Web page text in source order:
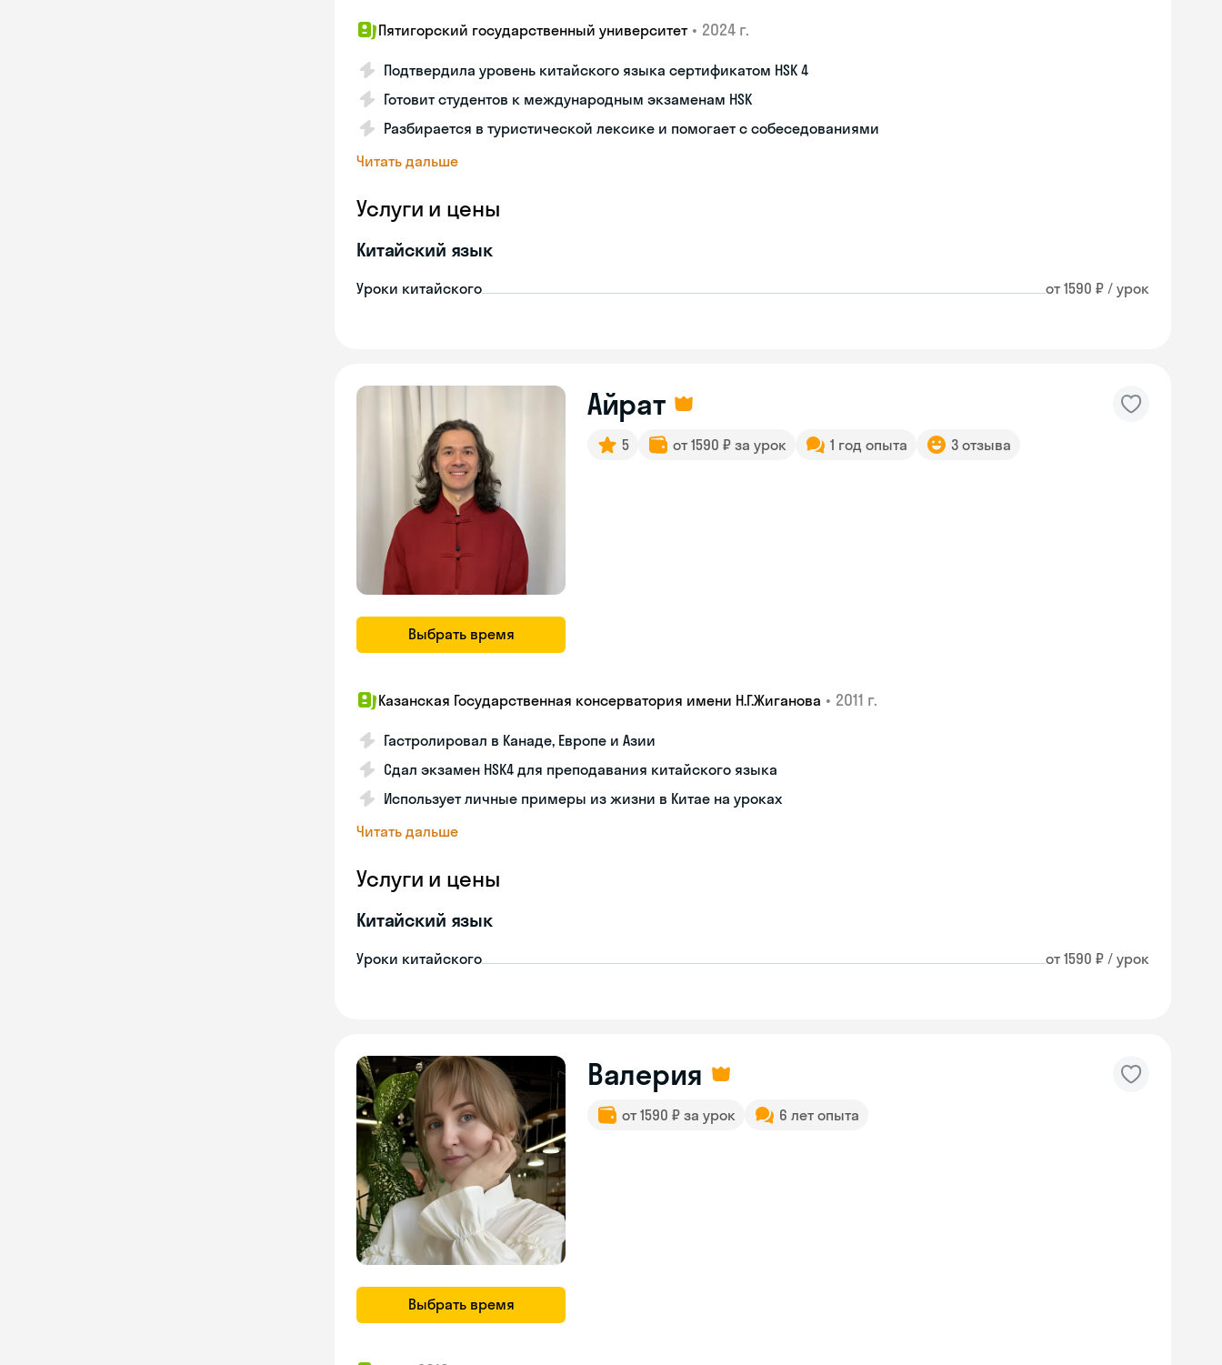
Пятигорский государственный университет • 2024 г.
Подтвердила уровень китайского языка сертификатом HSK 4
Готовит студентов к международным экзаменам HSK
Разбирается в туристической лексике и помогает с собеседованиями
Читать дальше
Услуги и цены
Китайский язык
Уроки китайского от 1590 ₽ / урок
Выбрать время
Айрат
5 от 1590 ₽ за урок 1 год опыта 3 отзыва
Казанская Государственная консерватория имени Н.Г.Жиганова • 2011 г.
Гастролировал в Канаде, Европе и Азии
Сдал экзамен HSK4 для преподавания китайского языка
Использует личные примеры из жизни в Китае на уроках
Читать дальше
Услуги и цены
Китайский язык
Уроки китайского от 1590 ₽ / урок
Выбрать время
Валерия
от 1590 ₽ за урок 6 лет опыта